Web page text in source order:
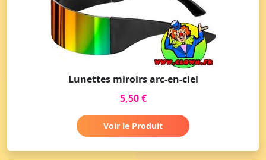
Lunettes miroirs arc-en-ciel
5,50 €
Voir le Produit